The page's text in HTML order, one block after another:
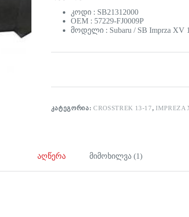
კოდი : SB21312000
OEM : 57229-FJ0009P
მოდელი : Subaru / SB Imprza XV
ᲙᲐᲢᲔᲒᲝᲠᲘᲐ: CROSSTREK 13-17, IMPREZA
აღწერა მიმოხილვა (1)